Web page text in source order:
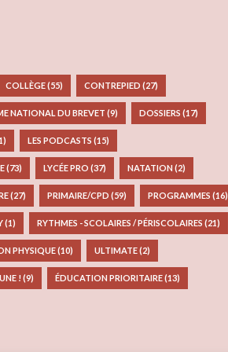
COLLÈGE(55) CONTREPIED (27)
NATIONAL DU BREVET (9) DOSSIERS (17)
LES PODCASTS (15)
(73) LYCÉE PRO (37) NATATION (2)
(27) PRIMAIRE/CPD (59) PROGRAMMES (16)
(1) RYTHMES - SCOLAIRES / PÉRISCOLAIRES (21)
PHYSIQUE(10) ULTIMATE(2)
! (9) ÉDUCATION PRIORITAIRE(13)